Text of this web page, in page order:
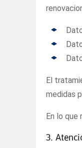
El
medidas
En lo que
3.